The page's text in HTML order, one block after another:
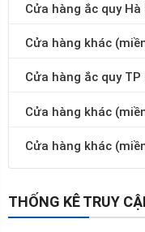
Cửa hàng ắc quy
Cửa hàng khác
Cửa hàng ắc quy TP
Cửa hàng khác
Cửa hàng khác
THỐNG KÊ TRUY